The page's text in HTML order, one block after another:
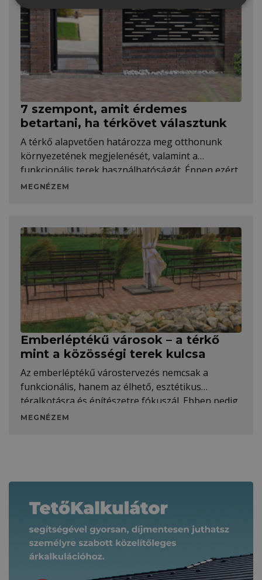
7 szempont, amit érdemes
betartani, ha térkövet választunk
A térkő alapvetően határozza meg otthonunk
környezetének megjelenését, valamint a
funkcionális terek használhatóságát. Éppen ezért
érdemes több szempontot is mérlegelni, mielőtt
MEGNÉZEM
Emberléptékű városok – a térkő
mint a közösségi terek kulcsa
Az emberléptékű várostervezés nemcsak a
funkcionális, hanem az élhető, esztétikus
téralkotásra és építészetre fókuszál. Ebben pedig
a térkő szerepe jóval meghatározóbb, mint elsőre
MEGNÉZEM
Kapcsolódó tartalmak